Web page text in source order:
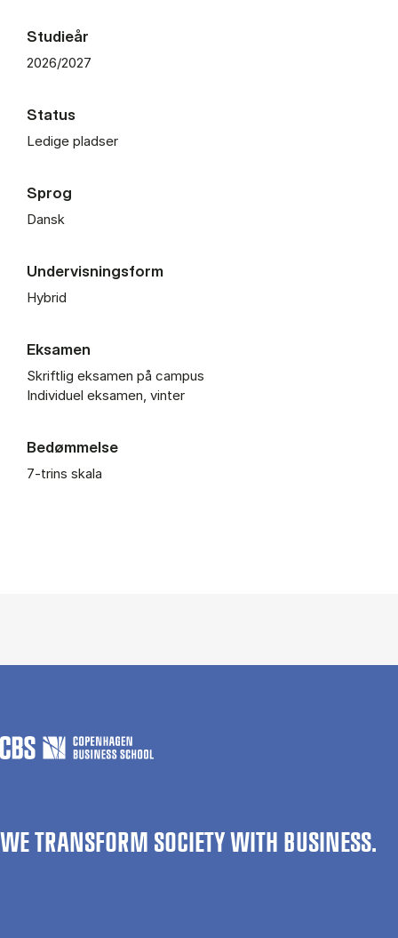
Studieår
2026/2027
Status
Ledige pladser
Sprog
Dansk
Undervisningsform
Hybrid
Eksamen
Skriftlig eksamen på campus
Individuel eksamen, vinter
Bedømmelse
7-trins skala
WE TRANSFORM SOCIETY WITH BUSINESS.